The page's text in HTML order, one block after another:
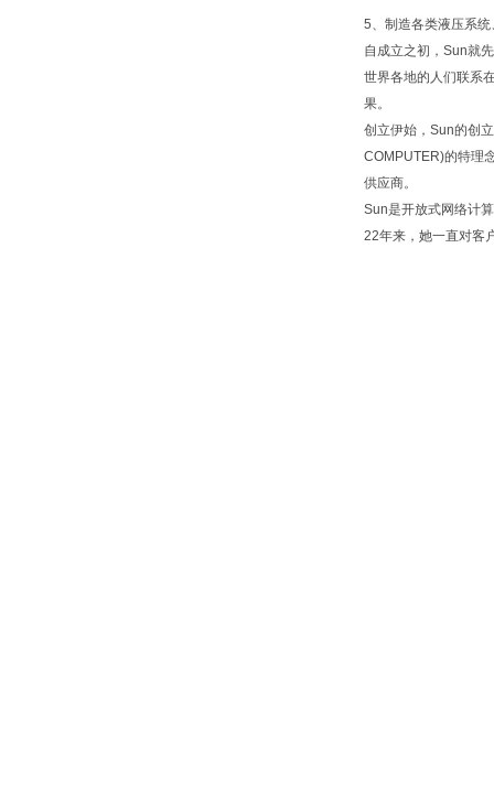
5、制造各类液压系
自成立之初，Sun就
世界各地的人们联系
果。
创立伊始，Sun的创
COMPUTER)的特理
供应商。
Sun是开放式网络计
22年来，她一直对客